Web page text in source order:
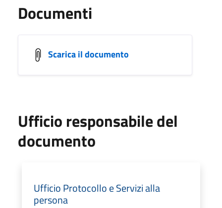
Documenti
Scarica il documento
Ufficio responsabile del
documento
Ufficio Protocollo e Servizi alla
persona